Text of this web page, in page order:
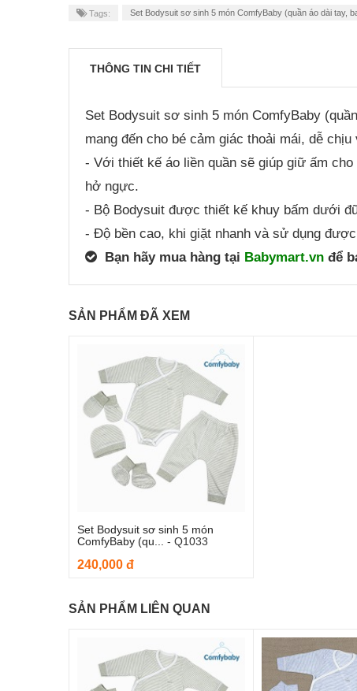
Tags: Set Bodysuit sơ sinh 5 món ComfyBaby (quần áo dài tay,
THÔNG TIN CHI TIẾT
Set Bodysuit sơ sinh 5 món ComfyBaby
mang đến cho bé cảm giác thoải mái, dễ
- Với thiết kế áo liền quần sẽ giúp giữ ấm
hở ngực.
- Bộ Bodysuit được thiết kế khuy bấm dưới
- Độ bền cao, khi giặt nhanh và sử dụng
Bạn hãy mua hàng tại Babymart.vn để
SẢN PHẨM ĐÃ XEM
Set Bodysuit sơ sinh 5 món
ComfyBaby (qu... - Q1033
240,000 đ
SẢN PHẨM LIÊN QUAN